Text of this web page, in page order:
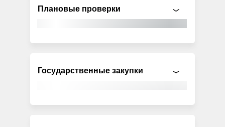
Плановые проверки
Государственные закупки